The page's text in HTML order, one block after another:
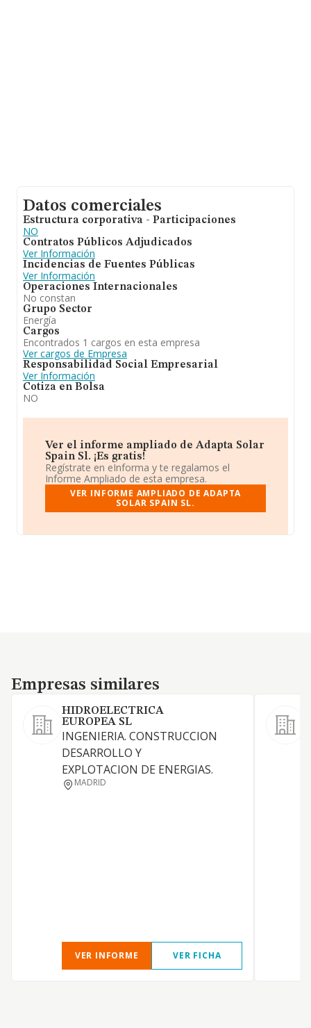
Datos comerciales
Estructura corporativa - Participaciones
NO
Contratos Públicos Adjudicados
Ver Información
Incidencias de Fuentes Públicas
Ver Información
Operaciones Internacionales
No constan
Grupo Sector
Energía
Cargos
Encontrados 1 cargos en esta empresa
Ver cargos de Empresa
Responsabilidad Social Empresarial
Ver Información
Cotiza en Bolsa
NO
Ver el informe ampliado de Adapta Solar
Spain Sl. ¡Es gratis!
Regístrate en eInforma y te regalamos el
Informe Ampliado de esta empresa.
VER INFORME AMPLIADO DE ADAPTA
SOLAR SPAIN SL.
Empresas similares
Empresas similares
HIDROELECTRICA
EUROPEA SL
INGENIERIA. CONSTRUCCION
DESARROLLO Y
EXPLOTACION DE ENERGIAS.
MADRID
VER INFORME VER FICHA